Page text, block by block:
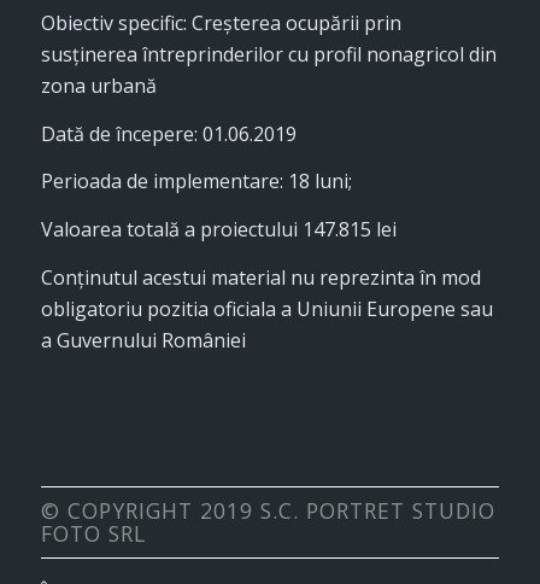
Obiectiv specific: Creșterea ocupării prin
susținerea întreprinderilor cu profil nonagricol din
zona urbană
Dată de începere: 01.06.2019
Perioada de implementare: 18 luni;
Valoarea totală a proiectului 147.815 lei
Conţinutul acestui material nu reprezinta în mod
obligatoriu pozitia oficiala a Uniunii Europene sau
a Guvernului României
© COPYRIGHT 2019 S.C. PORTRET STUDIO
FOTO SRL